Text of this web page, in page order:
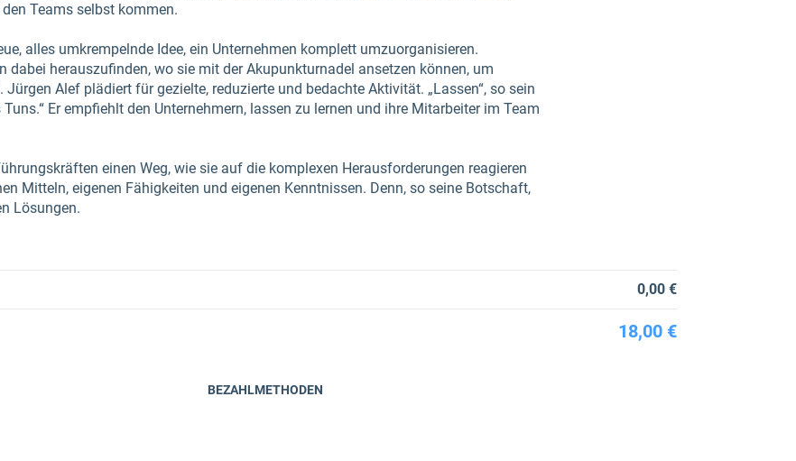
Teams selbst kommen.
alles umkrempelnde Idee, ein Unternehmen komplett umzuorganisieren.
dabei herauszufinden, wo sie mit der Akupunkturnadel ansetzen können, um
Alef plädiert für gezielte, reduzierte und bedachte Aktivität. „Lassen“, so sein
Er empfiehlt den Unternehmern, lassen zu lernen und ihre Mitarbeiter im Team
einen Weg, wie sie auf die komplexen Herausforderungen reagieren
Mitteln, eigenen Fähigkeiten und eigenen Kenntnissen. Denn, so seine Botschaft,
Lösungen.
0,00 €
18,00 €
BEZAHLMETHODEN